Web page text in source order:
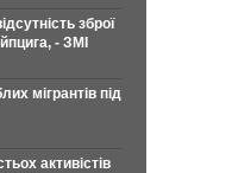
зброї
- ЗМІ
мігрантів під
активістів